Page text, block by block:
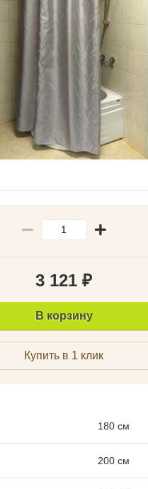
3 121 ₽
В корзину
Купить в 1 клик
180 см
200 см